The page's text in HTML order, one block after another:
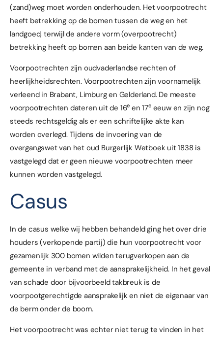
(zand)weg moet worden onderhouden. Het voorpootrecht
heeft betrekking op de bomen tussen de weg en het
landgoed, terwijl de andere vorm (overpootrecht)
betrekking heeft op bomen aan beide kanten van de weg.
Voorpootrechten zijn oudvaderlandse rechten of
heerlijkheidsrechten. Voorpootrechten zijn voornamelijk
verleend in Brabant, Limburg en Gelderland. De meeste
voorpootrechten dateren uit de 16e en 17eeeuw en zijn nog
steeds rechtsgeldig als er een schriftelijke akte kan
worden overlegd. Tijdens de invoering van de
overgangswet van het oud Burgerlijk Wetboek uit 1838 is
vastgelegd dat er geen nieuwe voorpootrechten meer
kunnen worden vastgelegd.
Casus
In de casus welke wij hebben behandeld ging het over drie
houders (verkopende partij) die hun voorpootrecht voor
gezamenlijk 300 bomen wilden terugverkopen aan de
gemeente in verband met de aansprakelijkheid. In het geval
van schade door bijvoorbeeld takbreuk is de
voorpootgerechtigde aansprakelijk en niet de eigenaar van
de berm onder de boom.
Het voorpootrecht was echter niet terug te vinden in het